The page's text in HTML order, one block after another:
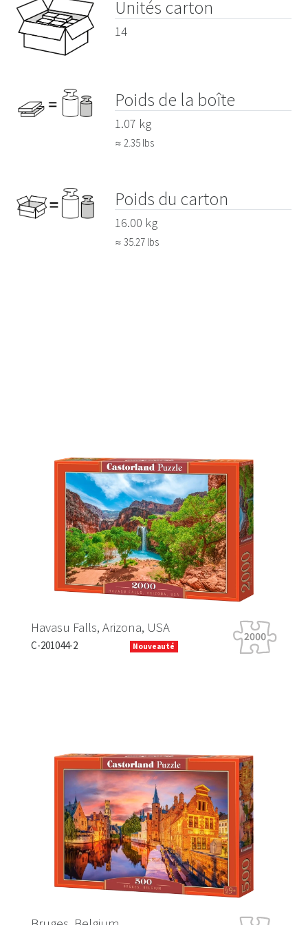
Unités carton
14
Poids de la boîte
1.07 kg
≈ 2.35 lbs
Poids du carton
16.00 kg
≈ 35.27 lbs
Havasu Falls, Arizona, USA
C-201044-2 Nouveauté
Previous